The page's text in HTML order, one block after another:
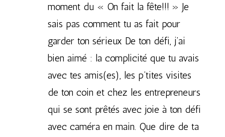
moment du « On fait la fête!!! » Je
sais pas comment tu as fait pour
garder ton sérieux De ton défi, j’ai
bien aimé : la complicité que tu avais
avec tes amis(es), les p’tites visites
de ton coin et chez les entrepreneurs
qui se sont prêtés avec joie à ton défi
avec caméra en main. Que dire de ta